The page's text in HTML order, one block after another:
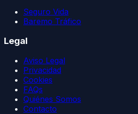
Seguro Vida
Baremo Tráfico
Legal
Aviso Legal
Privacidad
Cookies
FAQs
Quiénes Somos
Contacto